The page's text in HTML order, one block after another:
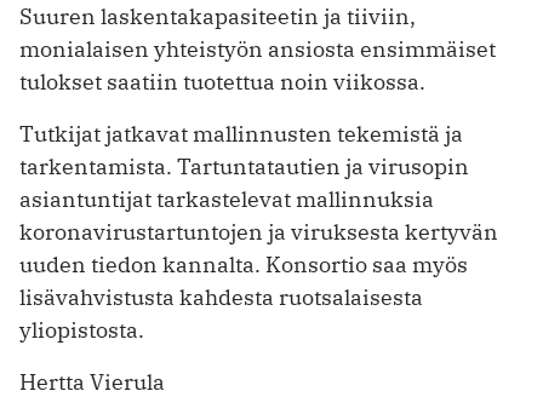
Suuren laskentakapasiteetin ja tiiviin,
monialaisen yhteistyön ansiosta ensimmäiset
tulokset saatiin tuotettua noin viikossa.
Tutkijat jatkavat mallinnusten tekemistä ja
tarkentamista. Tartuntatautien ja virusopin
asiantuntijat tarkastelevat mallinnuksia
koronavirustartuntojen ja viruksesta kertyvän
uuden tiedon kannalta. Konsortio saa myös
lisävahvistusta kahdesta ruotsalaisesta
yliopistosta.
Hertta Vierula